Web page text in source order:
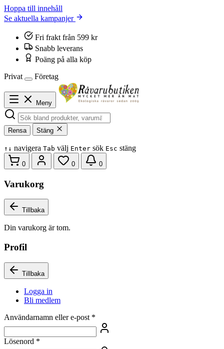
Hoppa till innehåll
Se aktuella kampanjer
Fri frakt från 599 kr
Snabb leverans
Poäng på alla köp
Privat
Företag
Meny
Rensa Stäng
↑ ↓ navigera Tab välj Enter sök Esc stäng
0 0 0
Varukorg
Tillbaka
Din varukorg är tom.
Profil
Tillbaka
Logga in
Bli medlem
Användarnamn eller e-post *
Lösenord *